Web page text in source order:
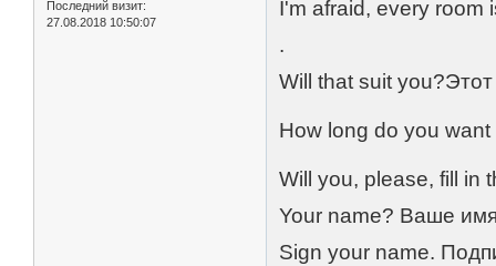
Последний визит:
27.08.2018 10:50:07
I'm afraid, every room
.
Will that suit
How long do you want
Will you, please, fill in
Your name? Ваше
Sign your name.